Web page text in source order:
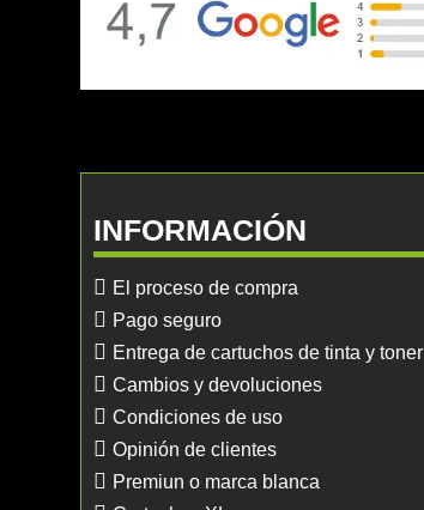
INFORMACIÓN
El proceso de compra
Pago seguro
Entrega de cartuchos de tinta y toner
Cambios y devoluciones
Condiciones de uso
Opinión de clientes
Premiun o marca blanca